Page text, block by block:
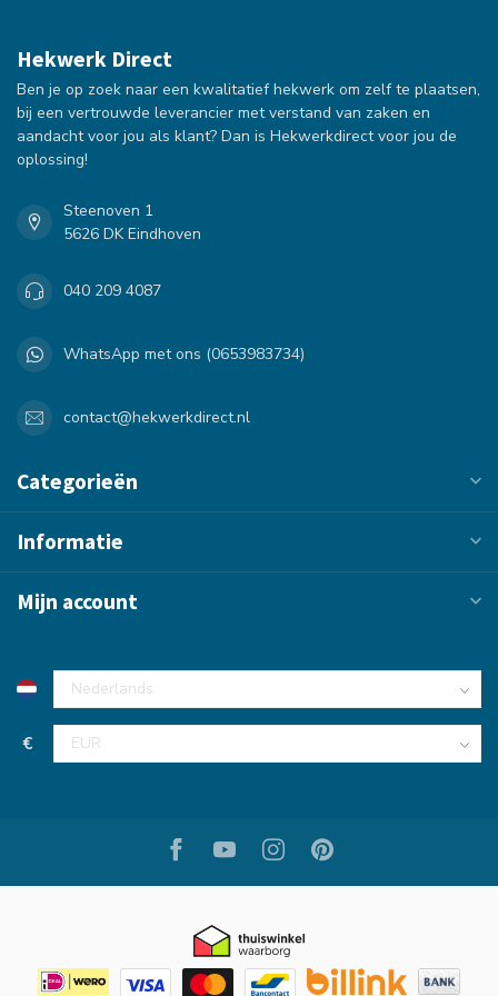
Hekwerk Direct
Ben je op zoek naar een kwalitatief hekwerk om zelf te plaatsen,
bij een vertrouwde leverancier met verstand van zaken en
aandacht voor jou als klant? Dan is Hekwerkdirect voor jou de
oplossing!
Steenoven 1
5626 DK Eindhoven
040 209 4087
WhatsApp met ons (0653983734)
contact@hekwerkdirect.nl
Categorieën
Informatie
Mijn account
€